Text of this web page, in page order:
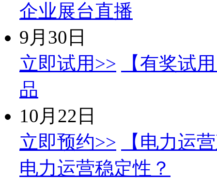
企业展台直播
9月30日
立即试用>>
【有奖试
品
10月22日
立即预约>>
【电力运
电力运营稳定性？